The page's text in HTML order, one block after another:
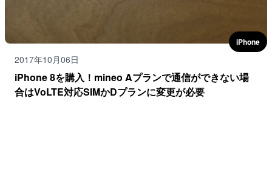
2017年10月06日
iPhone 8を購入！mineo Aプランで通信ができない場
合はVoLTE対応SIMかDプランに変更が必要
iPhone